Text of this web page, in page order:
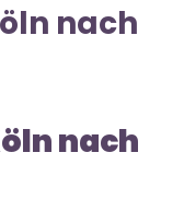
nach
nach